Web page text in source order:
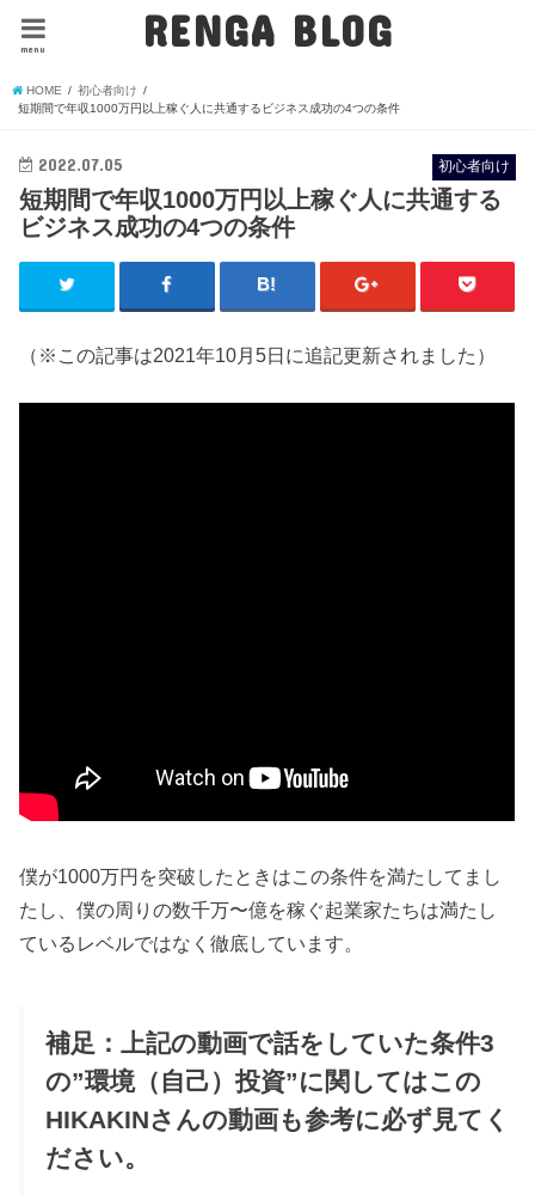
RENGA BLOG
menu
HOME
初心者向け
短期間で年収1000万円以上稼ぐ人に共通するビジネス成功の4つの条件
初心者向け
2022.07.05
短期間で年収1000万円以上稼ぐ人に共通する
ビジネス成功の4つの条件
（※この記事は2021年10月5日に追記更新されました）
僕が1000万円を突破したときはこの条件を満たしてまし
たし、僕の周りの数千万〜億を稼ぐ起業家たちは満たし
ているレベルではなく徹底しています。
補足：上記の動画で話をしていた条件3
の”環境（自己）投資”に関してはこの
HIKAKINさんの動画も参考に必ず見てく
ださい。